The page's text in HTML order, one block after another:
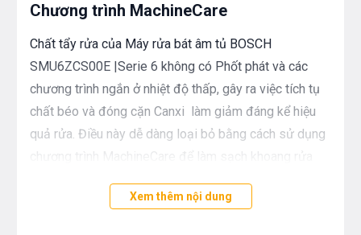
Chương trình MachineCare
Chất tẩy rửa của Máy rửa bát âm tủ BOSCH
SMU6ZCS00E |Serie 6 không có Phốt phát và các
chương trình ngắn ở nhiệt độ thấp, gây ra việc tích tụ
chất béo và đóng cặn Canxi làm giảm đáng kể hiệu
quả rửa. Điều này dễ dàng loại bỏ bằng cách sử dụng
vào máy và khởi động chương trình mà không có bát
Xem thêm nội dung